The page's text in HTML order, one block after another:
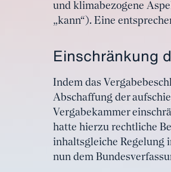
und klimabezogene
„kann“). Eine
Einschränkung
Indem das
Abschaffung der
Vergabekammer
hatte hierzu rechtliche
inhaltsgleiche Regelung
nun dem